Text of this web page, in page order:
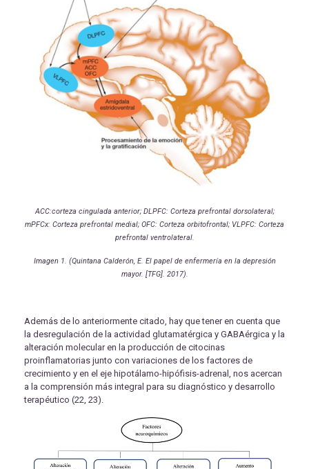
ACC:corteza cingulada anterior; DLPFC: Corteza prefrontal dorsolateral;
mPFCx: Corteza prefrontal medial; OFC: Corteza orbitofrontal; VLPFC: Corteza
prefrontal ventrolateral.
Imagen 1. (Quintana Calderón, E. El papel de enfermería en la depresión
mayor. [TFG]. 2017).
Además de lo anteriormente citado, hay que tener en cuenta que
la desregulación de la actividad glutamatérgica y GABAérgica y la
alteración molecular en la producción de citocinas
proinflamatorias junto con variaciones de los factores de
crecimiento y en el eje hipotálamo-hipófisis-adrenal, nos acercan
a la comprensión más integral para su diagnóstico y desarrollo
terapéutico (22, 23).